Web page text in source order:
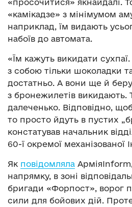
«просочитися» якнайдалі.
«камікадзе» з мінімумом
наприклад, їм видають
набоїв до автомата.
«Їм кажуть викидати
з собою тільки шоколадки
достатньо. А вони ще й
з бронежилетів
далеченько. Відповідно,
то просто йдуть в пустих
констатував начальник
60-ї окремої механізованої
Як повідомляла
напрямку, в зоні
бригади «Форпост», ворог
сили для бойових дій.